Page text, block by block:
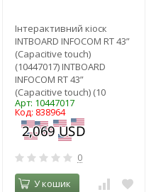
Інтерактивний кіоск
INTBOARD INFOCOM RT 43”
(Capacitive touch)
(10447017) INTBOARD
INFOCOM RT 43”
(Capacitive touch) (10
Арт: 10447017
Код: 838964
0
У кошик